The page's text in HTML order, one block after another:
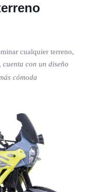
cualquier terreno,
con un diseño
cómoda